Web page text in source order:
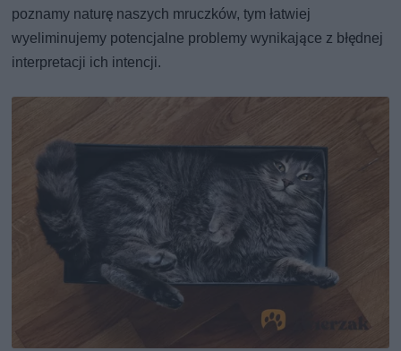
poznamy naturę naszych mruczków, tym łatwiej
wyeliminujemy potencjalne problemy wynikające z błędnej
interpretacji ich intencji.